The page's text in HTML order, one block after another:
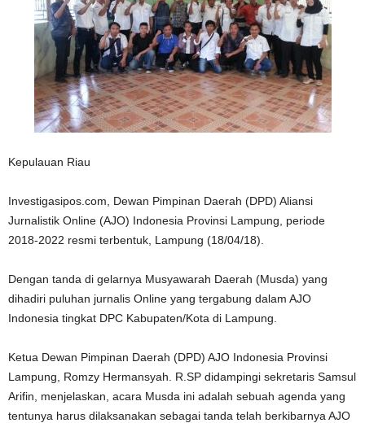
Kepulauan Riau
Investigasipos.com, Dewan Pimpinan Daerah (DPD) Aliansi
Jurnalistik Online (AJO) Indonesia Provinsi Lampung, periode
2018-2022 resmi terbentuk, Lampung (18/04/18).
Dengan tanda di gelarnya Musyawarah Daerah (Musda) yang
dihadiri puluhan jurnalis Online yang tergabung dalam AJO
Indonesia tingkat DPC Kabupaten/Kota di Lampung.
Ketua Dewan Pimpinan Daerah (DPD) AJO Indonesia Provinsi
Lampung, Romzy Hermansyah. R.SP didampingi sekretaris Samsul
Arifin, menjelaskan, acara Musda ini adalah sebuah agenda yang
tentunya harus dilaksanakan sebagai tanda telah berkibarnya AJO